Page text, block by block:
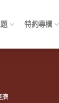
特約專欄
濟